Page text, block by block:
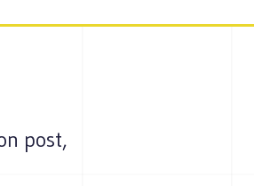
post,